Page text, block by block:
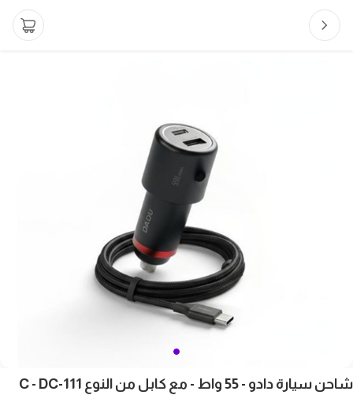
شاحن سيارة دادو - 55 واط - مع كابل من النوع C - DC-111